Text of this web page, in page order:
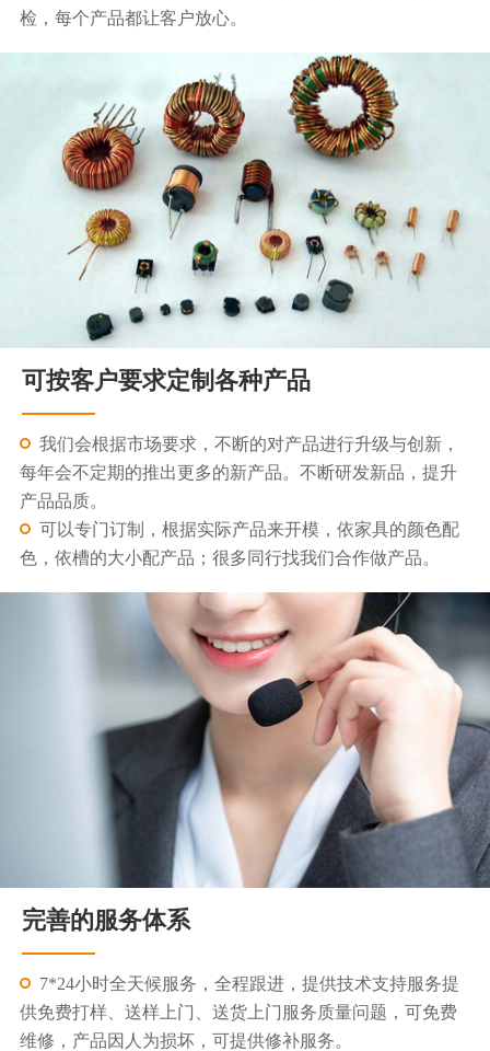
检，每个产品都让客户放心。
可按客户要求定制各种产品
我们会根据市场要求，不断的对产品进行升级与创新，
每年会不定期的推出更多的新产品。不断研发新品，提升
产品品质。
可以专门订制，根据实际产品来开模，依家具的颜色配
色，依槽的大小配产品；很多同行找我们合作做产品。
完善的服务体系
7*24小时全天候服务，全程跟进，提供技术支持服务提
供免费打样、送样上门、送货上门服务质量问题，可免费
维修，产品因人为损坏，可提供修补服务。